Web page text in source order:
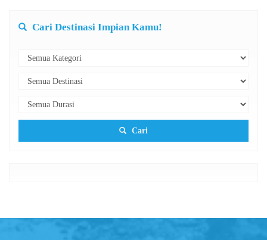
Cari Destinasi Impian Kamu!
Cari